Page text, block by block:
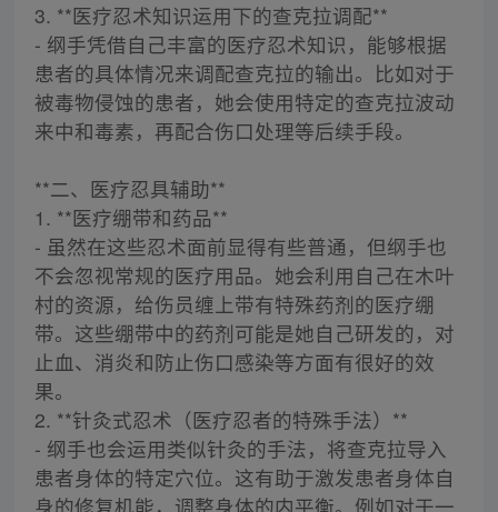
3. **医疗忍术知识运用下的查克拉调配**
- 纲手凭借自己丰富的医疗忍术知识，能够根据
患者的具体情况来调配查克拉的输出。比如对于
被毒物侵蚀的患者，她会使用特定的查克拉波动
来中和毒素，再配合伤口处理等后续手段。
**二、医疗忍具辅助**
1. **医疗绷带和药品**
- 虽然在这些忍术面前显得有些普通，但纲手也
不会忽视常规的医疗用品。她会利用自己在木叶
村的资源，给伤员缠上带有特殊药剂的医疗绷
带。这些绷带中的药剂可能是她自己研发的，对
止血、消炎和防止伤口感染等方面有很好的效
果。
2. **针灸式忍术（医疗忍者的特殊手法）**
- 纲手也会运用类似针灸的手法，将查克拉导入
患者身体的特定穴位。这有助于激发患者身体自
身的修复机能，调整身体的内平衡。例如对于一